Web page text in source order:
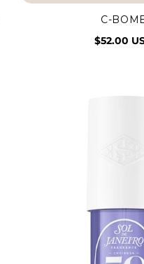
Agregar al
C-
$52.00